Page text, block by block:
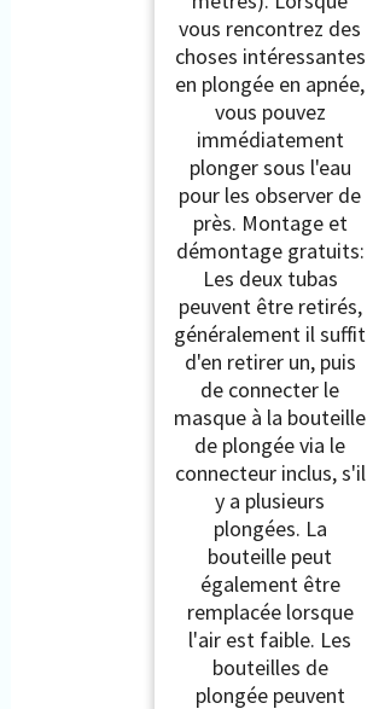
vous rencontrez des
choses intéressantes
en plongée en apnée,
vous pouvez
immédiatement
plonger sous l'eau
pour les observer de
près. Montage et
démontage gratuits:
Les deux tubas
peuvent être retirés,
généralement il suffit
d'en retirer un, puis
de connecter le
masque à la bouteille
de plongée via le
connecteur inclus, s'il
y a plusieurs
plongées. La
bouteille peut
également être
remplacée lorsque
l'air est faible. Les
bouteilles de
plongée peuvent